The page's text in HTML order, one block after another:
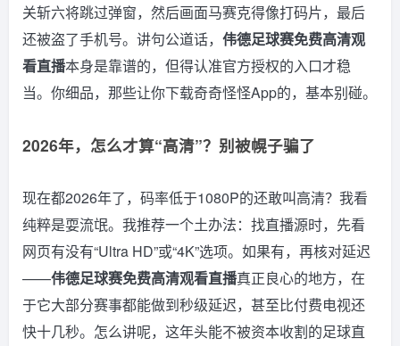
关斩六将跳过弹窗，然后画面马赛克得像打码片，最后
还被盗了手机号。讲句公道话， 伟德足球赛免费高清观
看直播本身是靠谱的，但得认准官方授权的入口才稳
当。你细品，那些让你下载奇奇怪怪App的，基本别碰。
2026年，怎么才算“高清”？别被幌子骗了
现在都2026年了，码率低于1080P的还敢叫高清？我看
纯粹是耍流氓。我推荐一个土办法：找直播源时，先看
网页有没有“Ultra HD”或“4K”选项。如果有，再核对延迟
——伟德足球赛免费高清观看直播真正良心的地方，在
于它大部分赛事都能做到秒级延迟，甚至比付费电视还
快十几秒。怎么讲呢，这年头能不被资本收割的足球直